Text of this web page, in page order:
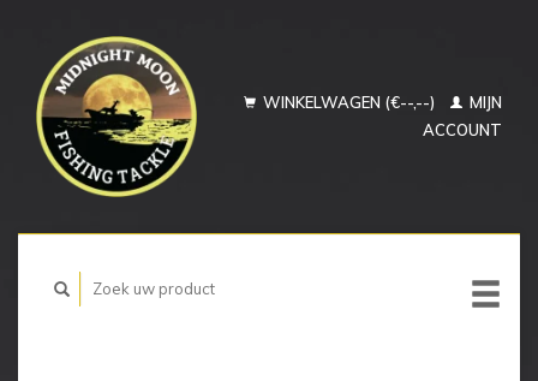
WINKELWAGEN (€--,--)
MIJN
ACCOUNT